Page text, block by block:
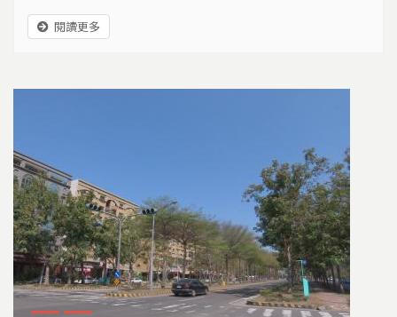
過後，殘缺的枝葉，訴說著百般無奈…
閱讀更多